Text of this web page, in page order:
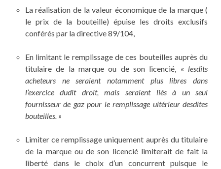
La réalisation de la valeur économique de la marque (
le prix de la bouteille) épuise les droits exclusifs
conférés par la directive 89/104,
En limitant le remplissage de ces bouteilles auprès du
titulaire de la marque ou de son licencié, « lesdits
acheteurs ne seraient notamment plus libres dans
l’exercice dudit droit, mais seraient liés à un seul
fournisseur de gaz pour le remplissage ultérieur desdites
bouteilles. »
Limiter ce remplissage uniquement auprès du titulaire
de la marque ou de son licencié limiterait de fait la
liberté dans le choix d’un concurrent puisque le